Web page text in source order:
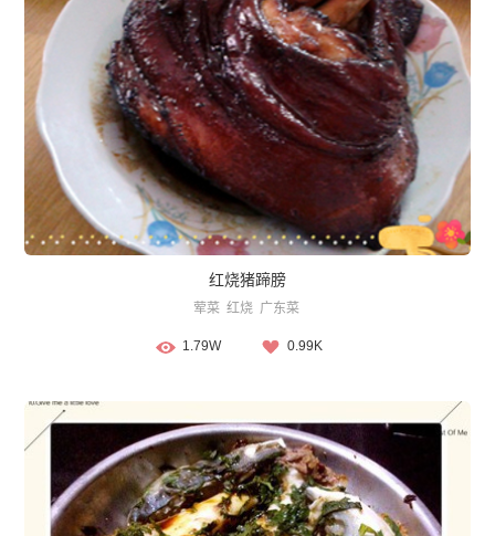
红烧猪蹄膀
荤菜 红烧 广东菜
1.79W 0.99K